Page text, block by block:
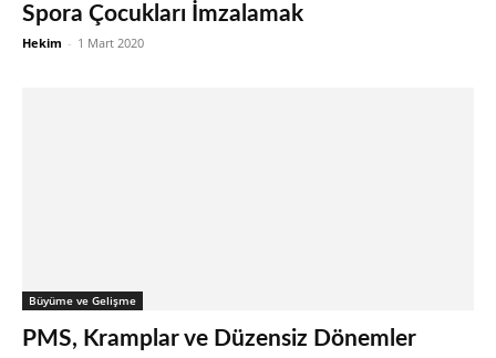
Spora Çocukları İmzalamak
Hekim - 1 Mart 2020
Büyüme ve Gelişme
PMS, Kramplar ve Düzensiz Dönemler